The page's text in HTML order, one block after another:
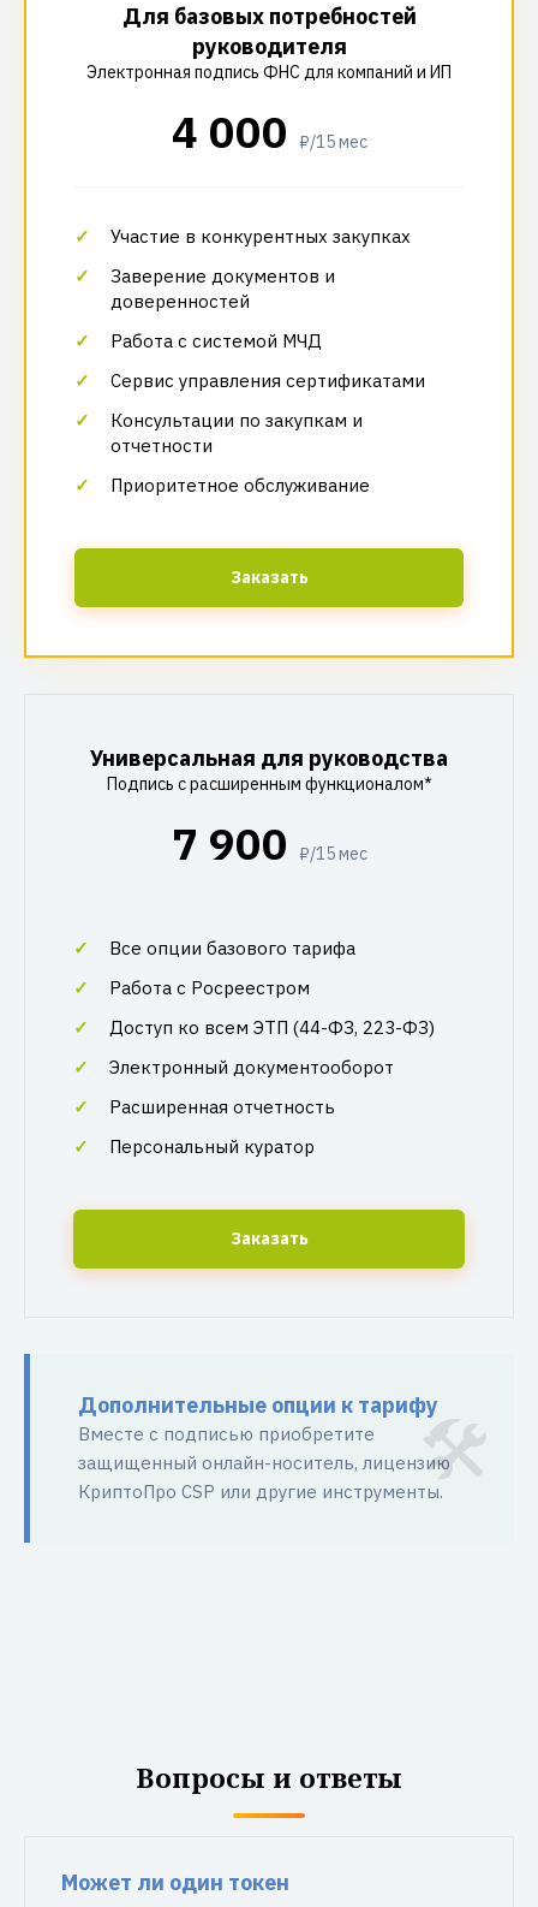
Для базовых потребностей
руководителя
Электронная подпись ФНС для компаний и ИП
4 000 ₽/15 мес
Участие в конкурентных закупках
Заверение документов и
доверенностей
Работа с системой МЧД
Сервис управления сертификатами
Консультации по закупкам и
отчетности
Приоритетное обслуживание
Заказать
Универсальная для руководства
Подпись с расширенным функционалом*
7 900 ₽/15 мес
Все опции базового тарифа
Работа с Росреестром
Доступ ко всем ЭТП (44-ФЗ, 223-ФЗ)
Электронный документооборот
Расширенная отчетность
Персональный куратор
Заказать
Дополнительные опции к тарифу
Вместе с подписью приобретите
защищенный онлайн-носитель, лицензию
КриптоПро CSP или другие инструменты.
Вопросы и ответы
Может ли один токен